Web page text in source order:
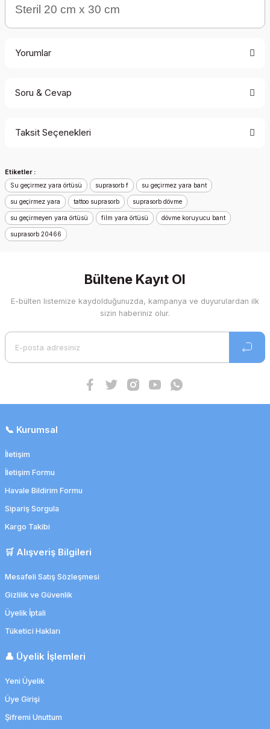
Steril 20 cm x 30 cm
Yorumlar
Soru & Cevap
Soru Sor
Taksit Seçenekleri
Etiketler :
Su geçirmez yara örtüsü
suprasorb f su geçirmez yara bant
su geçirmez yara tattoo suprasorb suprasorb dövme
su geçirmeyen yara örtüsü film yara örtüsü dövme koruyucu bant
suprasorb 20466
Bültene Kayıt Ol
E-bülten listemize kaydolduğunuzda, kampanya ve duyurulardan ilk
sizin haberiniz olur.
📞 Kurumsal
İletişim
İletişim Formu
Havale Bildirim Formu
Sipariş Sorgula
Kargo Takibi
🛒 Alışveriş Bilgileri
Mesafeli Satış Sözleşmesi
Gizlilik ve Güvenlik
Üyelik İptali
Tüketici Hakları
👤 Üyelik İşlemleri
Yeni Üyelik
Üye Girişi
Şifremi Unuttum